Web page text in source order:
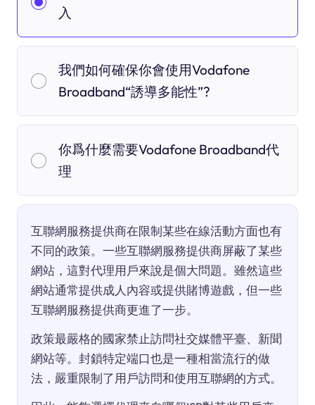
入
我們如何確保你會使用Vodafone
Broadband“誘導多能性”?
你爲什麼需要Vodafone Broadband代
理
互聯網服務提供商在限制某些在線活動方面也有
不同的政策。一些互聯網服務提供商屏蔽了某些
網站，這對代理用戶來說是個大問題。雖然這些
網站通常提供成人內容或提供賭博遊戲，但一些
互聯網服務提供商更進了一步。
政策最嚴格的國家禁止訪問社交媒體平臺、新聞
網站等。封鎖特定端口也是一種相當流行的做
法，嚴重限制了用戶訪問和使用互聯網的方式。